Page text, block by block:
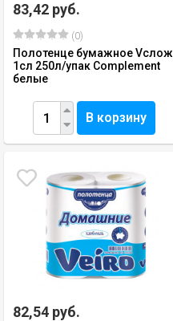
83,42 руб.
(0)
Полотенце бумажное Vслож
1сл 250л/упак Complement
белые
В корзину
82,54 руб.